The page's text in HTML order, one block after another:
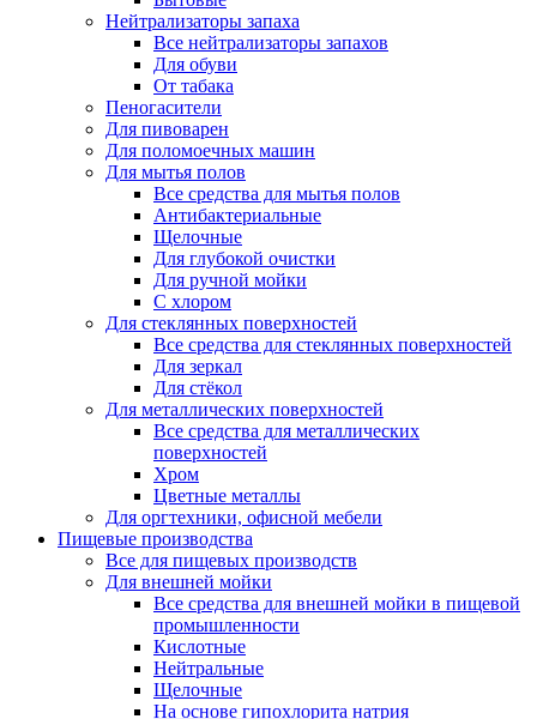
Нейтрализаторы запаха
Все нейтрализаторы запахов
Для обуви
От табака
Пеногасители
Для пивоварен
Для поломоечных машин
Для мытья полов
Все средства для мытья полов
Антибактериальные
Щелочные
Для глубокой очистки
Для ручной мойки
С хлором
Для стеклянных поверхностей
Все средства для стеклянных поверхностей
Для зеркал
Для стёкол
Для металлических поверхностей
Все средства для металлических
поверхностей
Хром
Цветные металлы
Для оргтехники, офисной мебели
Пищевые производства
Все для пищевых производств
Для внешней мойки
Все средства для внешней мойки в пищевой
промышленности
Кислотные
Нейтральные
Щелочные
На основе гипохлорита натрия